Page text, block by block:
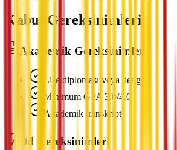
Kabul Gereksinimleri
Akademik Gereksinimler
Lise diploması veya dengi
Minimum GPA 3.0/4.0
Akademik transkript
Dil Gereksinimleri